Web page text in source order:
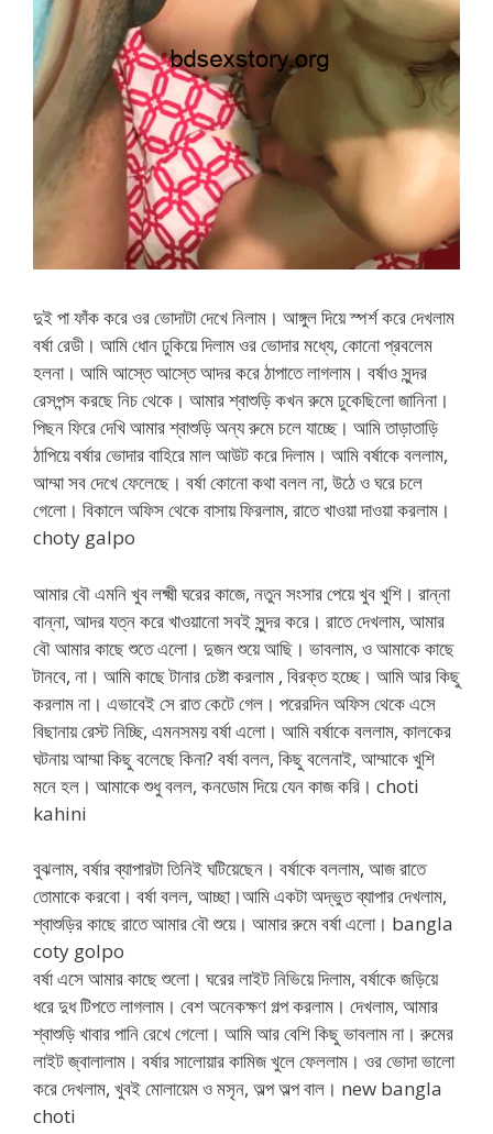
দুই পা ফাঁক করে ওর ভোদাটা দেখে নিলাম। আঙ্গুল দিয়ে স্পর্শ করে দেখলাম
বর্ষা রেডী। আমি ধোন ঢুকিয়ে দিলাম ওর ভোদার মধ্যে, কোনো প্রবলেম
হলনা। আমি আস্তে আস্তে আদর করে ঠাপাতে লাগলাম। বর্ষাও সুন্দর
রেসপন্স করছে নিচ থেকে। আমার শ্বাশুড়ি কখন রুমে ঢুকেছিলো জানিনা।
পিছন ফিরে দেখি আমার শ্বাশুড়ি অন্য রুমে চলে যাচ্ছে। আমি তাড়াতাড়ি
ঠাপিয়ে বর্ষার ভোদার বাহিরে মাল আউট করে দিলাম। আমি বর্ষাকে বললাম,
আম্মা সব দেখে ফেলেছে। বর্ষা কোনো কথা বলল না, উঠে ও ঘরে চলে
গেলো। বিকালে অফিস থেকে বাসায় ফিরলাম, রাতে খাওয়া দাওয়া করলাম।
choty galpo
আমার বৌ এমনি খুব লক্ষ্মী ঘরের কাজে, নতুন সংসার পেয়ে খুব খুশি। রান্না
বান্না, আদর যত্ন করে খাওয়ানো সবই সুন্দর করে। রাতে দেখলাম, আমার
বৌ আমার কাছে শুতে এলো। দুজন শুয়ে আছি। ভাবলাম, ও আমাকে কাছে
টানবে, না। আমি কাছে টানার চেষ্টা করলাম , বিরক্ত হচ্ছে। আমি আর কিছু
করলাম না। এভাবেই সে রাত কেটে গেল। পরেরদিন অফিস থেকে এসে
বিছানায় রেস্ট নিচ্ছি, এমনসময় বর্ষা এলো। আমি বর্ষাকে বললাম, কালকের
ঘটনায় আম্মা কিছু বলেছে কিনা? বর্ষা বলল, কিছু বলেনাই, আম্মাকে খুশি
মনে হল। আমাকে শুধু বলল, কনডোম দিয়ে যেন কাজ করি। choti
kahini
বুঝলাম, বর্ষার ব্যাপারটা তিনিই ঘটিয়েছেন। বর্ষাকে বললাম, আজ রাতে
তোমাকে করবো। বর্ষা বলল, আচ্ছা।আমি একটা অদ্ভুত ব্যাপার দেখলাম,
শ্বাশুড়ির কাছে রাতে আমার বৌ শুয়ে। আমার রুমে বর্ষা এলো। bangla
coty golpo
বর্ষা এসে আমার কাছে শুলো। ঘরের লাইট নিভিয়ে দিলাম, বর্ষাকে জড়িয়ে
ধরে দুধ টিপতে লাগলাম। বেশ অনেকক্ষণ গল্প করলাম। দেখলাম, আমার
শ্বাশুড়ি খাবার পানি রেখে গেলো। আমি আর বেশি কিছু ভাবলাম না। রুমের
লাইট জ্বালালাম। বর্ষার সালোয়ার কামিজ খুলে ফেললাম। ওর ভোদা ভালো
করে দেখলাম, খুবই মোলায়েম ও মসৃন, অল্প অল্প বাল। new bangla
choti